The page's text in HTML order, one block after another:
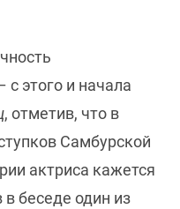
с этого и начала
, отметив, что в
Самбурской
актриса кажется
беседе один из